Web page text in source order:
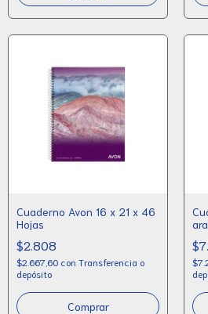
Cuaderno Avon 16 x 21 x 46
Hojas
$2.808
$2.667,60 con Transferencia o
depósito
Comprar